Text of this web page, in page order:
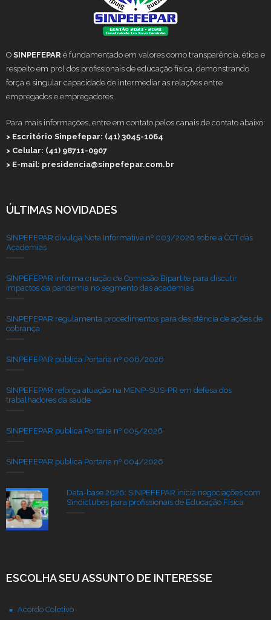
O SINPEFEPAR é fundamentado em valores como transparência, ética e
respeito em prol dos profissionais de educação física, demonstrando
força e singular capacidade de intermediar as relações entre
empregados e empregadores.
Para mais informações, entre em contato pelos canais de contato abaixo:
> Escritório Sinpefepar: (41) 3045-1064
> Celular: (41) 98711-0907
> E-mail: presidencia@sinpefepar.com.br
ÚLTIMAS NOVIDADES
SINPEFEPAR divulga Nota Informativa nº 003/2026 sobre a CCT das
Academias
SINPEFEPAR informa criação de Comissão Bipartite para discutir
impactos da pandemia no segmento das academias
SINPEFEPAR regulamenta procedimentos para desistência de ações de
cobrança
SINPEFEPAR publica Portaria nº 006/2026
SINPEFEPAR reforça atuação na MENP-SUS-PR em defesa dos
trabalhadores da saúde
SINPEFEPAR publica Portaria nº 005/2026
SINPEFEPAR publica Portaria nº 004/2026
Data-base 2026: SINPEFEPAR inicia negociações com
Sindiclubes para profissionais de Educação Física
ESCOLHA SEU ASSUNTO DE INTERESSE
Acordo Coletivo